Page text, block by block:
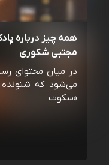
مجتبی شکوری
در میان محتوای
می‌شود که شنونده
«سکوت